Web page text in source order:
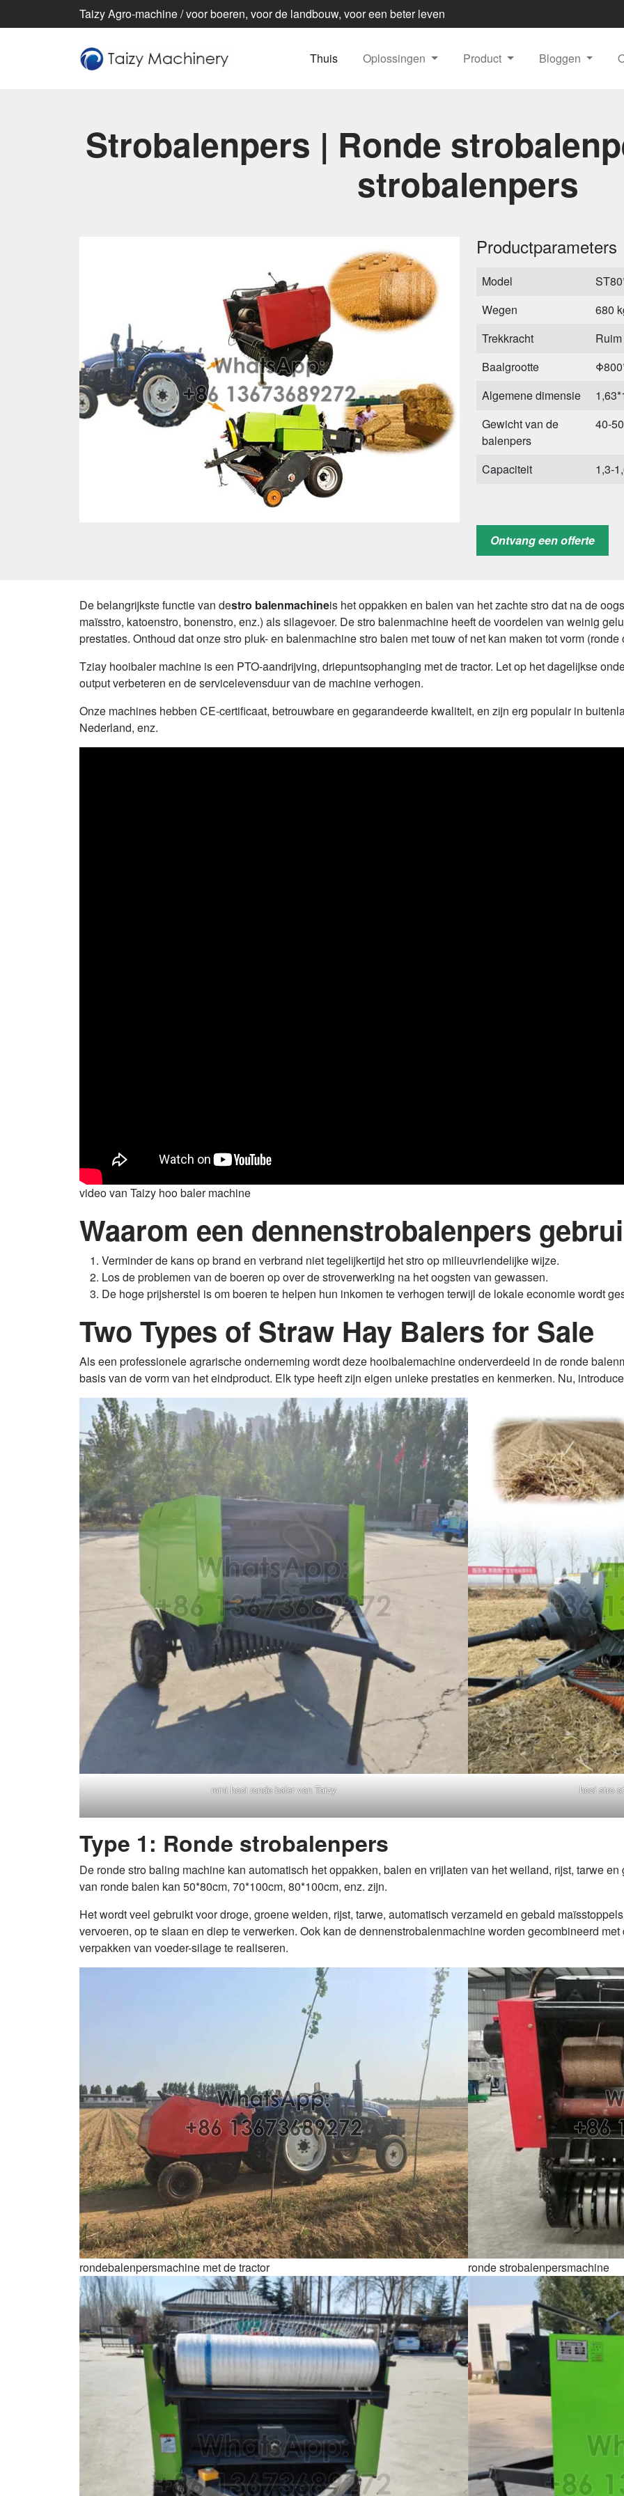
Taizy Agro-machine / voor boeren, voor de landbouw, voor een beter leven
Thuis Oplossingen Product Bloggen
Strobalenpers | Ronde
strobalenpers
Productparameters
Model
Wegen
680
Trekkracht
Baalgrootte
Algemene dimensie
Gewicht van de
balenpers
40-
Capaciteit 1,3-
Ontvang een offerte
De belangrijkste functie van destro balenmachineis het oppakken en balen van het zachte stro dat na de
maïsstro, katoenstro, bonenstro, enz.) als silagevoer. De stro balenmachine heeft de voordelen van weinig
prestaties. Onthoud dat onze stro pluk- en balenmachine stro balen met touw of net kan maken tot vorm (ronde
Tziay hooibaler machine is een PTO-aandrijving, driepuntsophanging met de tractor. Let op het dagelijkse
output verbeteren en de servicelevensduur van de machine verhogen.
Onze machines hebben CE-certificaat, betrouwbare en gegarandeerde kwaliteit, en zijn erg populair in
Nederland, enz.
video van Taizy hoo baler machine
Waarom een ​​dennenstrobalenpers
Verminder de kans op brand en verbrand niet tegelijkertijd het stro op milieuvriendelijke wijze.
Los de problemen van de boeren op over de stroverwerking na het oogsten van gewassen.
De hoge prijsherstel is om boeren te helpen hun inkomen te verhogen terwijl de lokale economie wordt
Two Types of Straw Hay Balers for Sale
Als een professionele agrarische onderneming wordt deze hooibalemachine onderverdeeld in de ronde
basis van de vorm van het eindproduct. Elk type heeft zijn eigen unieke prestaties en kenmerken. Nu,
mini hooi ronde baler van Taizy hooi stro
Type 1: Ronde strobalenpers
De ronde stro baling machine kan automatisch het oppakken, balen en vrijlaten van het weiland, rijst, tarwe
van ronde balen kan 50*80cm, 70*100cm, 80*100cm, enz. zijn.
Het wordt veel gebruikt voor droge, groene weiden, rijst, tarwe, automatisch verzameld en gebald
vervoeren, op te slaan en diep te verwerken. Ook kan de dennenstrobalenmachine worden gecombineerd met
verpakken van voeder-silage te realiseren.
rondebalenpersmachine met de tractor ronde strobalenpersmachine